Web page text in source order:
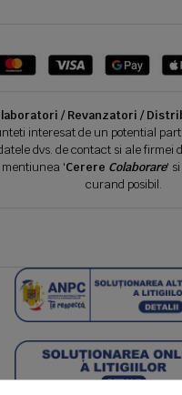
/ Revanzatori /
interesat de un potential
dvs. de contact si ale firmei
'Cerere Colaborare'
curand posibil.